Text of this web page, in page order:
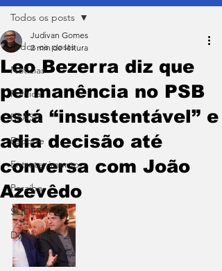
Todos os posts
Notícias
Política
BRASIL
Esporte
Entretenimento
Paraíba
SLIDER
Destaque
Todos os posts
Leo Bezerra diz que
permanência no PSB
está “insustentável” e
adia decisão até
conversa com João
Azevêdo
Judivan Gomes
2 min de leitura